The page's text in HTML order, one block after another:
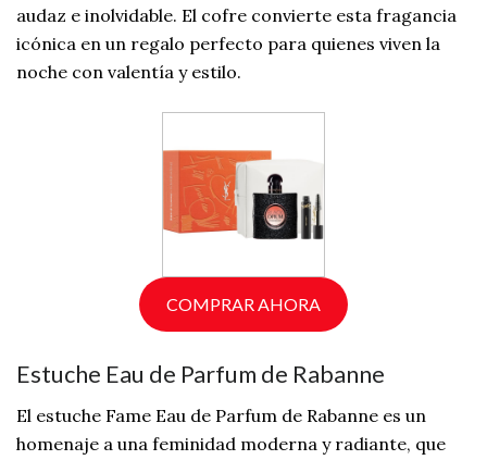
audaz e inolvidable. El cofre convierte esta fragancia
icónica en un regalo perfecto para quienes viven la
noche con valentía y estilo.
COMPRAR AHORA
Estuche Eau de Parfum de Rabanne
El estuche Fame Eau de Parfum de Rabanne es un
homenaje a una feminidad moderna y radiante, que